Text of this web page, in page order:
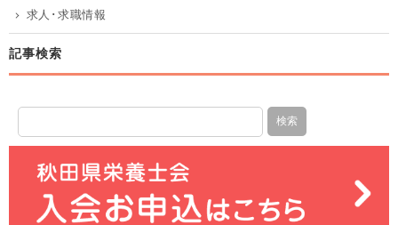
求人･求職情報
記事検索